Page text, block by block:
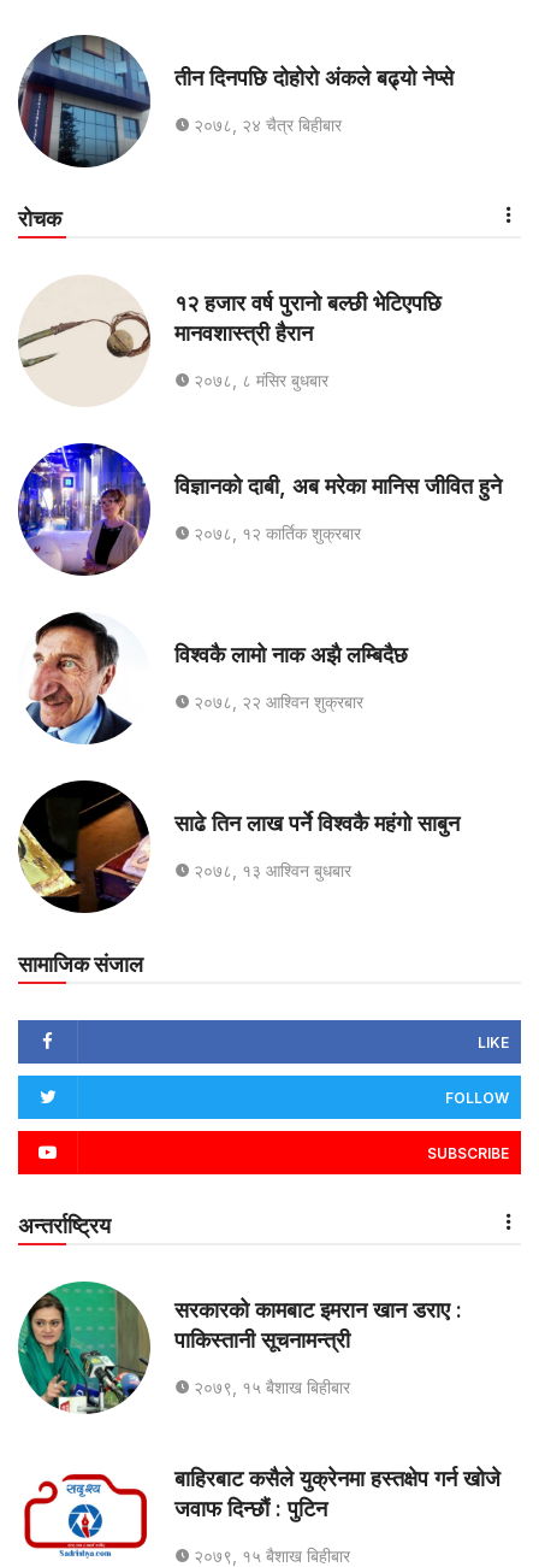
तीन दिनपछि दोहोरो अंकले बढ्यो नेप्से
२०७८, २४ चैत्र बिहीबार
रोचक
१२ हजार वर्ष पुरानो बल्छी भेटिएपछि
मानवशास्त्री हैरान
२०७८, ८ मंसिर बुधबार
विज्ञानको दाबी, अब मरेका मानिस जीवित हुने
२०७८, १२ कार्तिक शुक्रबार
विश्वकै लामो नाक अझै लम्बिदैछ
२०७८, २२ आश्विन शुक्रबार
साढे तिन लाख पर्ने विश्वकै महंगो साबुन
२०७८, १३ आश्विन बुधबार
सामाजिक संजाल
LIKE
FOLLOW
SUBSCRIBE
अन्तर्राष्ट्रिय
सरकारको कामबाट इमरान खान डराए :
पाकिस्तानी सूचनामन्त्री
२०७९, १५ बैशाख बिहीबार
बाहिरबाट कसैले युक्रेनमा हस्तक्षेप गर्न खोजे
जवाफ दिन्छौं : पुटिन
२०७९, १५ बैशाख बिहीबार